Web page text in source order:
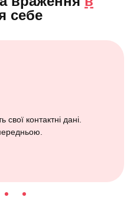
себе
свої контактні дані.